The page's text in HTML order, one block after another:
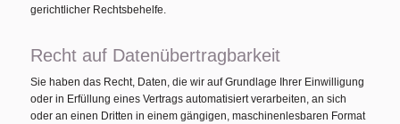
gerichtlicher Rechtsbehelfe.
Recht auf Daten­übertrag­barkeit
Sie haben das Recht, Daten, die wir auf Grundlage Ihrer Einwilligung
oder in Erfüllung eines Vertrags automatisiert verarbeiten, an sich
oder an einen Dritten in einem gängigen, maschinenlesbaren Format